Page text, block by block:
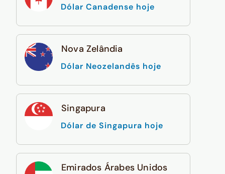
Dólar Canadense hoje
Nova Zelândia
Dólar Neozelandês hoje
Singapura
Dólar de Singapura hoje
Emirados Árabes Unidos